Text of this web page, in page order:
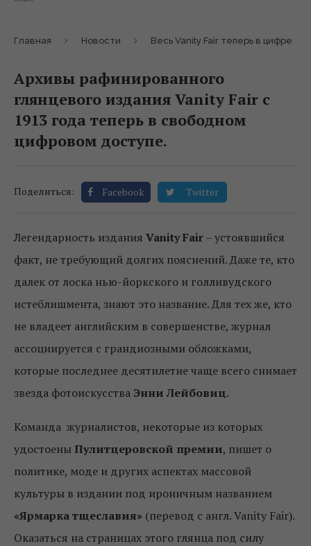
Главная Новости Весь Vanity Fair теперь в цифре
Архивы рафинированного
глянцевого издания Vanity Fair с
1913 года теперь в свободном
цифровом доступе.
Поделиться: Facebook Twitter
Легендарность издания Vanity Fair– устоявшийся
факт, не требующий долгих пояснений. Даже те, кто
далек от лоска нью-йоркского и голливудского
истеблишмента, знают это название. Для тех же, кто
не владеет английским в совершенстве, журнал
ассоциируется с грандиозными обложками,
которые последнее десятилетие чаще всего снимает
звезда фотоискусства Энни Лейбовиц.
Команда журналистов, некоторые из которых
удостоены Пулитцеровской премии, пишет о
политике, моде и других аспектах массовой
культуры в издании под ироничным названием
«Ярмарка тщеславия» (перевод с англ. Vanity Fair).
Оказаться на страницах этого глянца под силу